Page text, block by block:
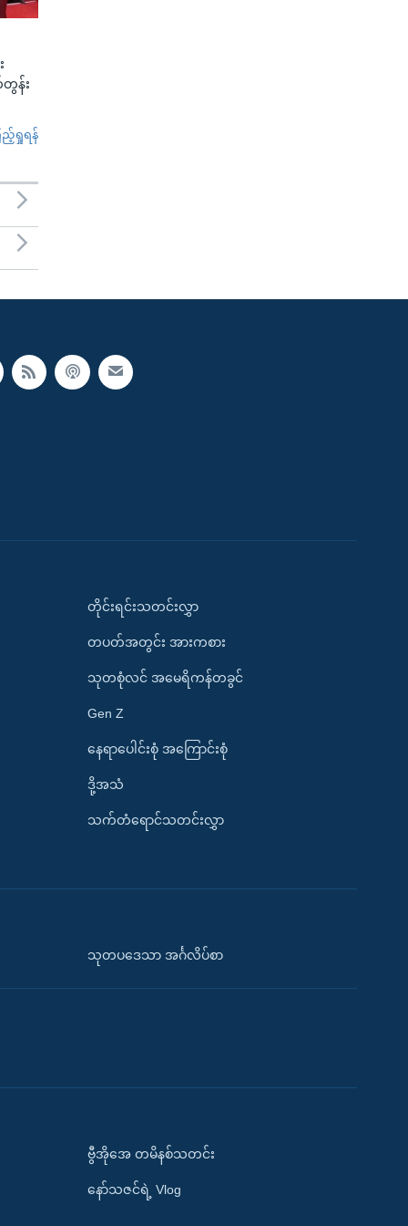
န်း
ည့်ရှုရန်
တိုင်းရင်းသတင်းလွှာ
တပတ်အတွင်း အားကစား
သုတစုံလင် အမေရိကန်တခွင်
Gen Z
နေရာပေါင်းစုံ အကြောင်းစုံ
ဒို့အသံ
သက်တံရောင်သတင်းလွှာ
သုတပဒေသာ အင်္ဂလိပ်စာ
ဗွီအိုအေ တမိနစ်သတင်း
နော်သဇင်ရဲ့ Vlog